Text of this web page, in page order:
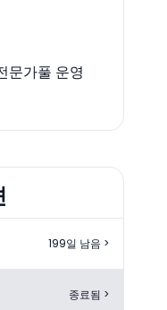
문가풀 운영
199일 남음 >
종료됨 >